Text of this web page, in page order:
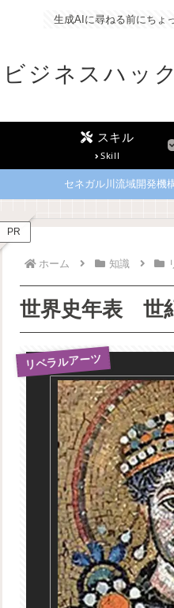
生成AIに尋ねる前にちょ
ビジネスハッ
スキル
Skill
セネガル川流域開発機
PR
ホーム 知識
世界史年表 世
リベラルアーツ